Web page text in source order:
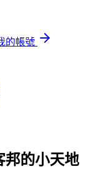
的帳號
邦的小天地